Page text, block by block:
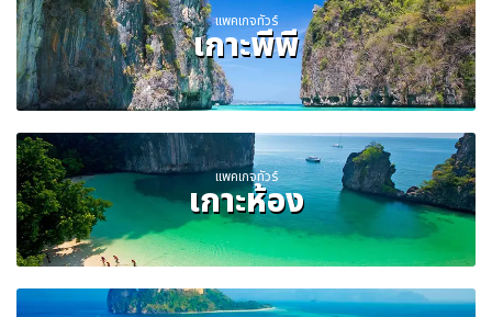
แพคเกจทัวร์
เกาะพีพี
แพคเกจทัวร์
เกาะห้อง